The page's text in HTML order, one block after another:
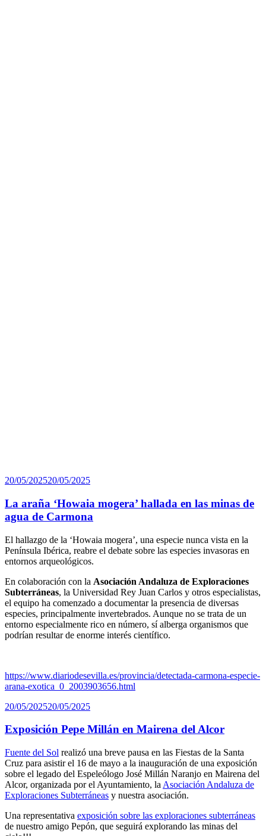
Publicado
20/05/202520/05/2025
La araña ‘Howaia mogera’ hallada en las minas de
agua de Carmona
El hallazgo de la ‘Howaia mogera’, una especie nunca vista en la
Península Ibérica, reabre el debate sobre las especies invasoras en
entornos arqueológicos.
En colaboración con la Asociación Andaluza de Exploraciones
Subterráneas, la Universidad Rey Juan Carlos y otros especialistas,
el equipo ha comenzado a documentar la presencia de diversas
especies, principalmente invertebrados. Aunque no se trata de un
entorno especialmente rico en número, sí alberga organismos que
podrían resultar de enorme interés científico.
https://www.diariodesevilla.es/provincia/detectada-carmona-especie-
arana-exotica_0_2003903656.html
Publicado
20/05/202520/05/2025
Exposición Pepe Millán en Mairena del Alcor
Fuente del Sol realizó una breve pausa en las Fiestas de la Santa
Cruz para asistir el 16 de mayo a la inauguración de una exposición
sobre el legado del Espeleólogo José Millán Naranjo en Mairena del
Alcor, organizada por el Ayuntamiento, la Asociación Andaluza de
Exploraciones Subterráneas y nuestra asociación.
Una representativa exposición sobre las exploraciones subterráneas
de nuestro amigo Pepón, que seguirá explorando las minas del